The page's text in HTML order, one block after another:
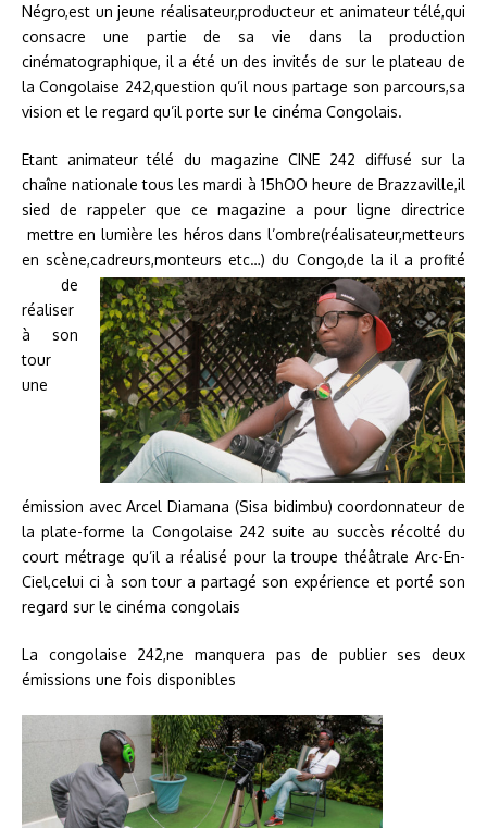
Négro,est un jeune réalisateur,producteur et animateur télé,qui
consacre une partie de sa vie dans la production
cinématographique, il a été un des invités de sur le plateau de
la Congolaise 242,question qu’il nous partage son parcours,sa
vision et le regard qu’il porte sur le cinéma Congolais.
Etant animateur télé du magazine CINE 242 diffusé sur la
chaîne nationale tous les mardi à 15hOO heure de Brazzaville,il
sied de rappeler que ce magazine a pour ligne directrice
mettre en lumière les héros dans l’ombre(réalisateur,metteurs
en scène,cadreurs,monteurs etc…) du Congo,de la il a profité
de
réaliser
à son
tour
une
émission avec Arcel Diamana (Sisa bidimbu) coordonnateur de
la plate-forme la Congolaise 242 suite au succès récolté du
court métrage qu’il a réalisé pour la troupe théâtrale Arc-En-
Ciel,celui ci à son tour a partagé son expérience et porté son
regard sur le cinéma congolais
La congolaise 242,ne manquera pas de publier ses deux
émissions une fois disponibles